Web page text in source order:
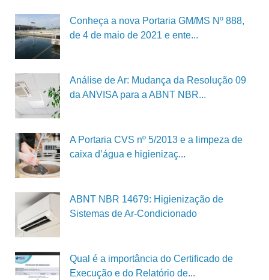
Conheça a nova Portaria GM/MS Nº 888,
de 4 de maio de 2021 e ente...
Análise de Ar: Mudança da Resolução 09
da ANVISA para a ABNT NBR...
A Portaria CVS nº 5/2013 e a limpeza de
caixa d’água e higienizaç...
ABNT NBR 14679: Higienização de
Sistemas de Ar-Condicionado
Qual é a importância do Certificado de
Execução e do Relatório de...